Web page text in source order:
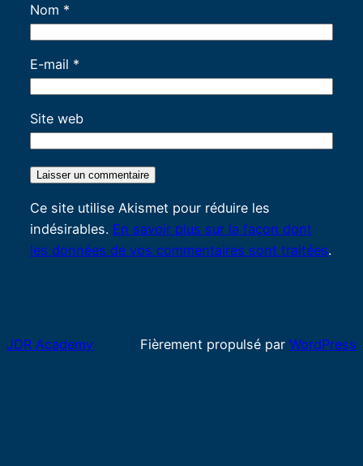
Nom *
E-mail *
Site web
Ce site utilise Akismet pour réduire les
indésirables. En savoir plus sur la façon dont
les données de vos commentaires sont traitées.
JDR Academy Fièrement propulsé par WordPress